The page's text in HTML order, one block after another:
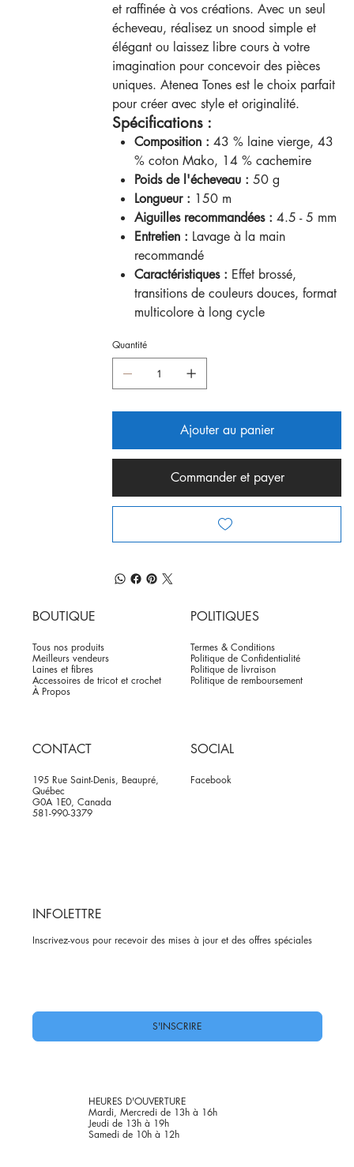
et raffinée à vos créations. Avec un seul
écheveau, réalisez un snood simple et
élégant ou laissez libre cours à votre
imagination pour concevoir des pièces
uniques. Atenea Tones est le choix parfait
pour créer avec style et originalité.
Spécifications :
Composition : 43 % laine vierge, 43
% coton Mako, 14 % cachemire
Poids de l'écheveau : 50 g
Longueur : 150 m
Aiguilles recommandées : 4.5 - 5 mm
Entretien : Lavage à la main
recommandé
Caractéristiques : Effet brossé,
transitions de couleurs douces, format
multicolore à long cycle
Quantité
Ajouter au panier
Commander et payer
BOUTIQUE
Tous nos produits
Meilleurs vendeurs
Laines et fibres
Accessoires de tricot et crochet
À Propos
POLITIQUES
Termes & Conditions
Politique de Confidentialité
Politique de livraison
Politique de remboursement
CONTACT
195 Rue Saint-Denis, Beaupré,
Québec
G0A 1E0, Canada
581-990-3379
SOCIAL
Facebook
INFOLETTRE
Inscrivez-vous pour recevoir des mises à jour et des offres spéciales
S'INSCRIRE
HEURES D'OUVERTURE
Mardi, Mercredi de 13h à 16h
Jeudi de 13h à 19h
Samedi de 10h à 12h